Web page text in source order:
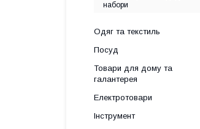
набори
Одяг та текстиль
Посуд
Товари для дому та
галантерея
Електротовари
Інструмент